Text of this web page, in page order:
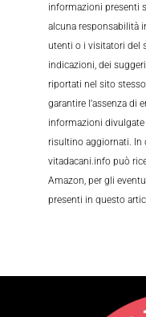
informazioni presenti
alcuna responsabilità
utenti o i visitatori del
indicazioni, dei
riportati nel sito
garantire l’assenza di
informazioni
risultino aggiornati. In
vitadacani.info può
Amazon, per gli
presenti in questo